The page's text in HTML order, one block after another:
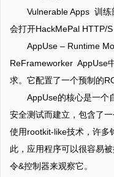
Vulnerable Apps 训练
会打开HackMePal HTTP/
AppUse – Runtime
ReFrameworker AppUse
求。它配置了一个预制的
AppUse的核心是一个
安全测试而建立，包含了
使用rootkit-like技术，许多
此，应用程序可以很容易
令&控制器来观察它。